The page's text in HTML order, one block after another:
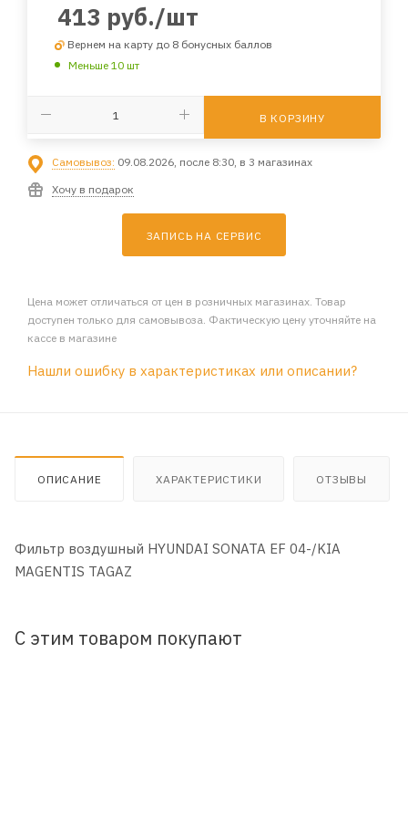
413 руб./шт
Вернем на карту до 8 бонусных баллов
Меньше 10 шт
В КОРЗИНУ
Самовывоз: 09.08.2026, после 8:30, в 3 магазинах
Хочу в подарок
ЗАПИСЬ НА СЕРВИС
Цена может отличаться от цен в розничных магазинах. Товар
доступен только для самовывоза. Фактическую цену уточняйте на
кассе в магазине
Нашли ошибку в характеристиках или описании?
ОПИСАНИЕ ХАРАКТЕРИСТИКИ ОТЗЫВЫ
Фильтр воздушный HYUNDAI SONATA EF 04-/KIA
MAGENTIS TAGAZ
С этим товаром покупают